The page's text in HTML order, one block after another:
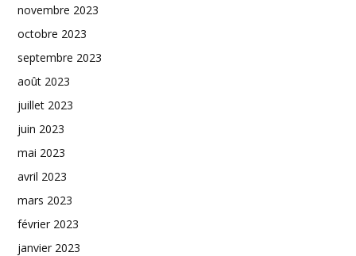
novembre 2023
octobre 2023
septembre 2023
août 2023
juillet 2023
juin 2023
mai 2023
avril 2023
mars 2023
février 2023
janvier 2023